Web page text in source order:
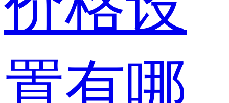
置有哪